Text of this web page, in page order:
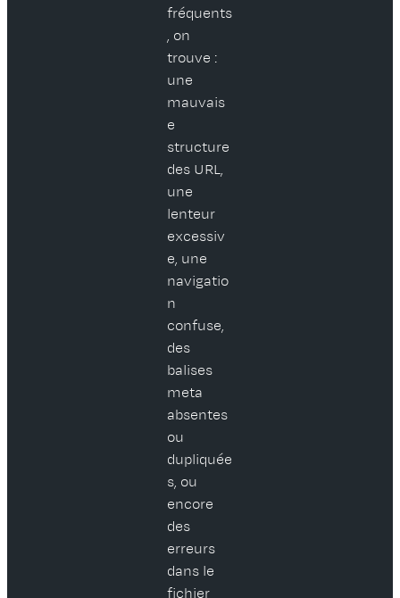
fréquents
, on
trouve :
une
mauvais
e
structure
des URL,
une
lenteur
excessiv
e, une
navigatio
n
confuse,
des
balises
meta
absentes
ou
dupliquée
s, ou
encore
des
erreurs
dans le
fichier